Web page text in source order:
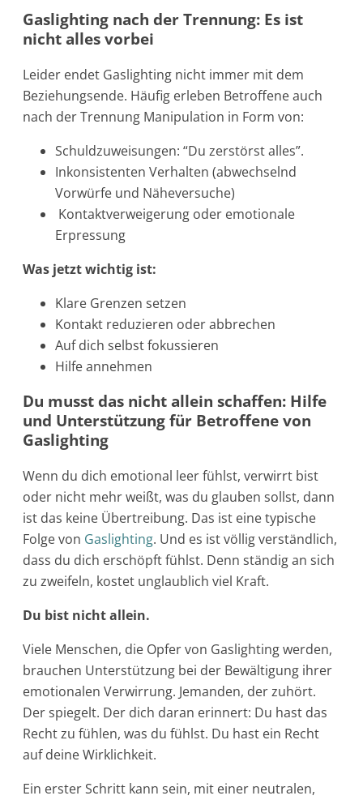
Gaslighting nach der Trennung: Es ist
nicht alles vorbei
Leider endet Gaslighting nicht immer mit dem
Beziehungsende. Häufig erleben Betroffene auch
nach der Trennung Manipulation in Form von:
Schuldzuweisungen: “Du zerstörst alles”.
Inkonsistenten Verhalten (abwechselnd
Vorwürfe und Näheversuche)
Kontaktverweigerung oder emotionale
Erpressung
Was jetzt wichtig ist:
Klare Grenzen setzen
Kontakt reduzieren oder abbrechen
Auf dich selbst fokussieren
Hilfe annehmen
Du musst das nicht allein schaffen: Hilfe
und Unterstützung für Betroffene von
Gaslighting
Wenn du dich emotional leer fühlst, verwirrt bist
oder nicht mehr weißt, was du glauben sollst, dann
ist das keine Übertreibung. Das ist eine typische
Folge von Gaslighting. Und es ist völlig verständlich,
dass du dich erschöpft fühlst. Denn ständig an sich
zu zweifeln, kostet unglaublich viel Kraft.
Du bist nicht allein.
Viele Menschen, die Opfer von Gaslighting werden,
brauchen Unterstützung bei der Bewältigung ihrer
emotionalen Verwirrung. Jemanden, der zuhört.
Der spiegelt. Der dich daran erinnert: Du hast das
Recht zu fühlen, was du fühlst. Du hast ein Recht
auf deine Wirklichkeit.
Ein erster Schritt kann sein, mit einer neutralen,